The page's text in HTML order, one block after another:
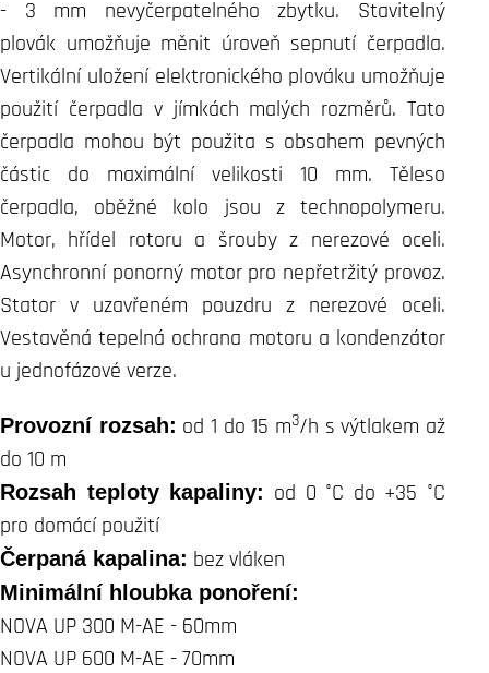
- 3 mm nevyčerpatelného zbytku. Stavitelný
plovák umožňuje měnit úroveň sepnutí čerpadla.
Vertikální uložení elektronického plováku umožňuje
použití čerpadla v jímkách malých rozměrů. Tato
čerpadla mohou být použita s obsahem pevných
částic do maximální velikosti 10 mm. Těleso
čerpadla, oběžné kolo jsou z technopolymeru.
Motor, hřídel rotoru a šrouby z nerezové oceli.
Asynchronní ponorný motor pro nepřetržitý provoz.
Stator v uzavřeném pouzdru z nerezové oceli.
Vestavěná tepelná ochrana motoru a kondenzátor
u jednofázové verze.
Provozní rozsah: od 1 do 15 m3/h s výtlakem až
do 10 m
Rozsah teploty kapaliny: od 0 °C do +35 °C
pro domácí použití
Čerpaná kapalina: bez vláken
Minimální hloubka ponoření:
NOVA UP 300 M-AE - 60mm
NOVA UP 600 M-AE - 70mm